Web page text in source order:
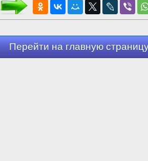
Перейти на главную